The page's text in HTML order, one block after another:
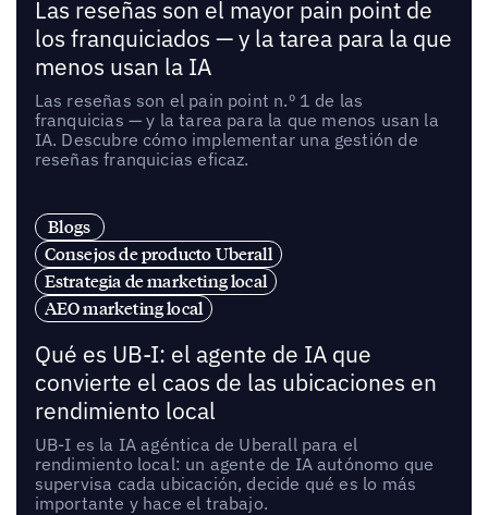
Las reseñas son el mayor pain point de
los franquiciados — y la tarea para la que
menos usan la IA
Las reseñas son el pain point n.º 1 de las
franquicias — y la tarea para la que menos usan la
IA. Descubre cómo implementar una gestión de
reseñas franquicias eficaz.
Blogs
Consejos de producto Uberall
Estrategia de marketing local
AEO marketing local
Qué es UB-I: el agente de IA que
convierte el caos de las ubicaciones en
rendimiento local
UB-I es la IA agéntica de Uberall para el
rendimiento local: un agente de IA autónomo que
supervisa cada ubicación, decide qué es lo más
importante y hace el trabajo.